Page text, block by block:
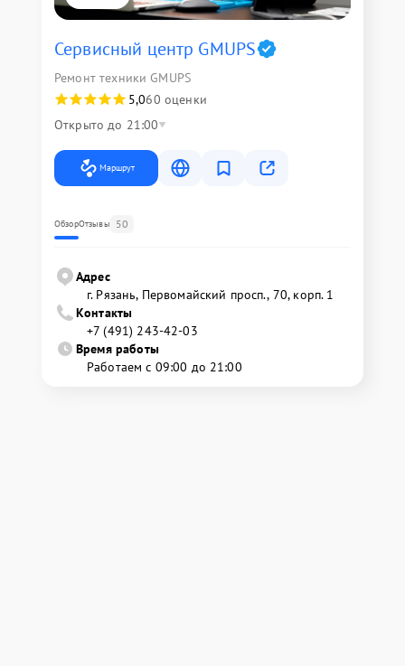
Сервисный центр GMUPS
Ремонт техники GMUPS
5,060 оценки
Открыто до 21:00
Маршрут
ОбзорОтзывы 50
Адрес
г. Рязань, Первомайский просп., 70, корп. 1
Контакты
+7 (491) 243-42-03
Время работы
Работаем с 09:00 до 21:00